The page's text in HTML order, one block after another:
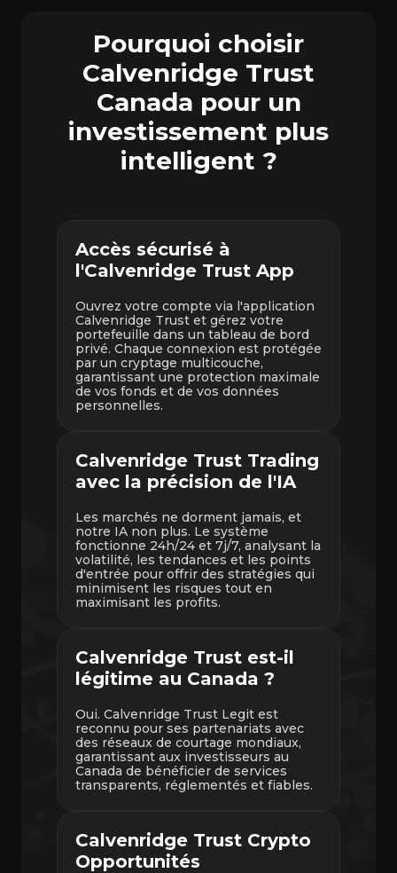
Pourquoi choisir
Calvenridge Trust
Canada pour un
investissement plus
intelligent ?
Accès sécurisé à
l'Calvenridge Trust App
Ouvrez votre compte via l'application
Calvenridge Trust et gérez votre
portefeuille dans un tableau de bord
privé. Chaque connexion est protégée
par un cryptage multicouche,
garantissant une protection maximale
de vos fonds et de vos données
personnelles.
Calvenridge Trust Trading
avec la précision de l'IA
Les marchés ne dorment jamais, et
notre IA non plus. Le système
fonctionne 24h/24 et 7j/7, analysant la
volatilité, les tendances et les points
d'entrée pour offrir des stratégies qui
minimisent les risques tout en
maximisant les profits.
Calvenridge Trust est-il
légitime au Canada ?
Oui. Calvenridge Trust Legit est
reconnu pour ses partenariats avec
des réseaux de courtage mondiaux,
garantissant aux investisseurs au
Canada de bénéficier de services
transparents, réglementés et fiables.
Calvenridge Trust Crypto
Opportunités